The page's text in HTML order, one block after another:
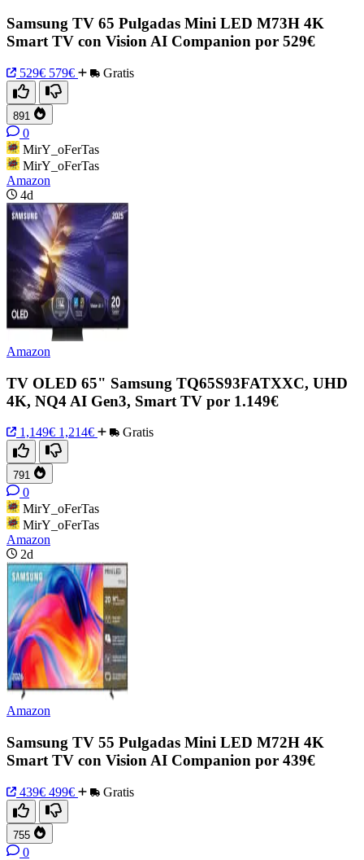
Samsung TV 65 Pulgadas Mini LED M73H 4K
Smart TV con Vision AI Companion por 529€
529€ 579€ Gratis
891
0
MirY_oFerTas
MirY_oFerTas
Amazon
4d
Amazon
TV OLED 65" Samsung TQ65S93FATXXC, UHD
4K, NQ4 AI Gen3, Smart TV por 1.149€
1,149€ 1,214€ Gratis
791
0
MirY_oFerTas
MirY_oFerTas
Amazon
2d
Amazon
Samsung TV 55 Pulgadas Mini LED M72H 4K
Smart TV con Vision AI Companion por 439€
439€ 499€ Gratis
755
0